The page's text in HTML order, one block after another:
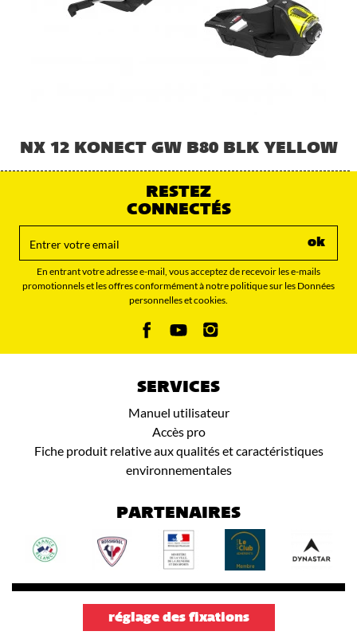
NX 12 KONECT GW B80 BLK YELLOW
RESTEZ
CONNECTÉS
ok
En entrant votre adresse e-mail, vous acceptez de recevoir les e-mails
promotionnels et les offres conformément à notre politique sur les Données
personnelles et cookies.
SERVICES
Manuel utilisateur
Accès pro
Fiche produit relative aux qualités et caractéristiques
environnementales
PARTENAIRES
réglage des fixations